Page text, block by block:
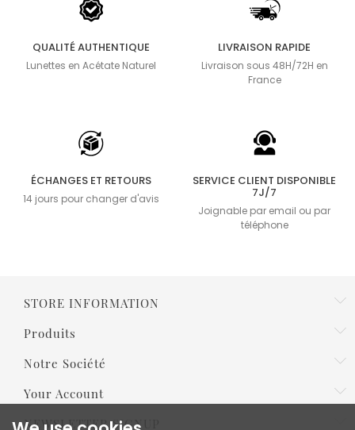
QUALITÉ AUTHENTIQUE
Lunettes en Acétate Naturel
LIVRAISON RAPIDE
Livraison sous 48H/72H en
France
ÉCHANGES ET RETOURS
14 jours pour changer d'avis
SERVICE CLIENT DISPONIBLE
7J/7
Joignable par email ou par
téléphone
STORE INFORMATION
Produits
Notre Société
Your Account
NEWSLETTER SIGNUP